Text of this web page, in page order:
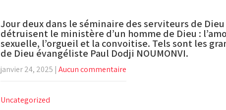
Jour deux dans le séminaire des serviteurs de
détruisent le ministère d’un homme de Dieu :
sexuelle, l’orgueil et la convoitise. Tels sont les
de Dieu évangéliste Paul Dodji NOUMONVI.
janvier 24, 2025 | Aucun commentaire
Uncategorized